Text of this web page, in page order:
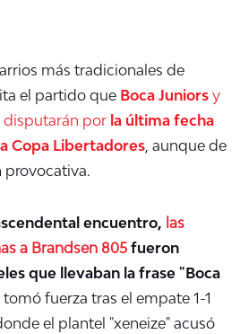
más tradicionales de
el partido que Boca Juniors y
disputarán por la última fecha
Copa Libertadores, aunque de
provocativa.
encuentro, las
a Brandsen 805 fueron
que llevaban la frase "Boca
tomó fuerza tras el empate 1-1
el plantel "xeneize" acusó